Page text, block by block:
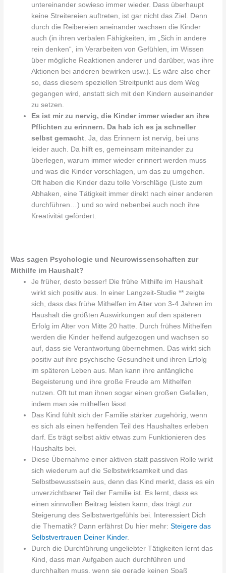
untereinander sowieso immer wieder. Dass überhaupt
keine Streitereien auftreten, ist gar nicht das Ziel. Denn
durch die Reibereien aneinander wachsen die Kinder
auch (in ihren verbalen Fähigkeiten, im „Sich in andere
rein denken“, im Verarbeiten von Gefühlen, im Wissen
über mögliche Reaktionen anderer und darüber, was ihre
Aktionen bei anderen bewirken usw.). Es wäre also eher
so, dass diesem speziellen Streitpunkt aus dem Weg
gegangen wird, anstatt sich mit den Kindern auseinander
zu setzen.
Es ist mir zu nervig, die Kinder immer wieder an ihre
Pflichten zu erinnern. Da hab ich es ja schneller
selbst gemacht . Ja, das Erinnern ist nervig, bei uns
leider auch. Da hilft es, gemeinsam miteinander zu
überlegen, warum immer wieder erinnert werden muss
und was die Kinder vorschlagen, um das zu umgehen.
Oft haben die Kinder dazu tolle Vorschläge (Liste zum
Abhaken, eine Tätigkeit immer direkt nach einer anderen
durchführen…) und so wird nebenbei auch noch ihre
Kreativität gefördert.
Was sagen Psychologie und Neurowissenschaften zur
Mithilfe im Haushalt?
Je früher, desto besser! Die frühe Mithilfe im Haushalt
wirkt sich positiv aus. In einer Langzeit-Studie ** zeigte
sich, dass das frühe Mithelfen im Alter von 3-4 Jahren im
Haushalt die größten Auswirkungen auf den späteren
Erfolg im Alter von Mitte 20 hatte. Durch frühes Mithelfen
werden die Kinder helfend aufgezogen und wachsen so
auf, dass sie Verantwortung übernehmen. Das wirkt sich
positiv auf ihre psychische Gesundheit und ihren Erfolg
im späteren Leben aus. Man kann ihre anfängliche
Begeisterung und ihre große Freude am Mithelfen
nutzen. Oft tut man ihnen sogar einen großen Gefallen,
indem man sie mithelfen lässt.
Das Kind fühlt sich der Familie stärker zugehörig, wenn
es sich als einen helfenden Teil des Haushaltes erleben
darf. Es trägt selbst aktiv etwas zum Funktionieren des
Haushalts bei.
Diese Übernahme einer aktiven statt passiven Rolle wirkt
sich wiederum auf die Selbstwirksamkeit und das
Selbstbewusstsein aus, denn das Kind merkt, dass es ein
unverzichtbarer Teil der Familie ist. Es lernt, dass es
einen sinnvollen Beitrag leisten kann, das trägt zur
Steigerung des Selbstwertgefühls bei. Interessiert Dich
die Thematik? Dann erfährst Du hier mehr:Steigere das
Selbstvertrauen Deiner Kinder.
Durch die Durchführung ungeliebter Tätigkeiten lernt das
Kind, dass man Aufgaben auch durchführen und
durchhalten muss, wenn sie gerade keinen Spaß